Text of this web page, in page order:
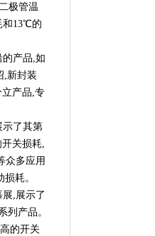
极管温
和13℃的
产品,如
,新封装
产品,专
示了其第
关损耗,
众多应用
耗。
,展示了
列产品。
的开关